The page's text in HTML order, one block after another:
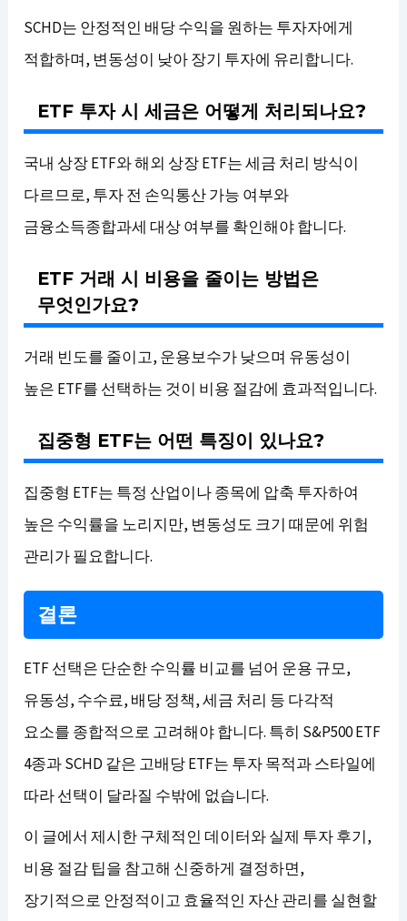
SCHD는 안정적인 배당 수익을 원하는 투자자에게
적합하며, 변동성이 낮아 장기 투자에 유리합니다.
ETF 투자 시 세금은 어떻게 처리되나요?
국내 상장 ETF와 해외 상장 ETF는 세금 처리 방식이
다르므로, 투자 전 손익통산 가능 여부와
금융소득종합과세 대상 여부를 확인해야 합니다.
ETF 거래 시 비용을 줄이는 방법은
무엇인가요?
거래 빈도를 줄이고, 운용보수가 낮으며 유동성이
높은 ETF를 선택하는 것이 비용 절감에 효과적입니다.
집중형 ETF는 어떤 특징이 있나요?
집중형 ETF는 특정 산업이나 종목에 압축 투자하여
높은 수익률을 노리지만, 변동성도 크기 때문에 위험
관리가 필요합니다.
결론
ETF 선택은 단순한 수익률 비교를 넘어 운용 규모,
유동성, 수수료, 배당 정책, 세금 처리 등 다각적
요소를 종합적으로 고려해야 합니다. 특히 S&P500 ETF
4종과 SCHD 같은 고배당 ETF는 투자 목적과 스타일에
따라 선택이 달라질 수밖에 없습니다.
이 글에서 제시한 구체적인 데이터와 실제 투자 후기,
비용 절감 팁을 참고해 신중하게 결정하면,
장기적으로 안정적이고 효율적인 자산 관리를 실현할